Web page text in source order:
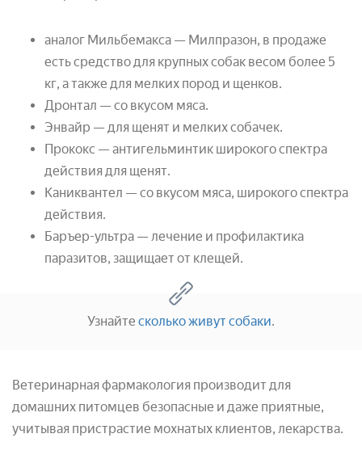
аналог Мильбемакса — Милпразон, в продаже
есть средство для крупных собак весом более 5
кг, а также для мелких пород и щенков.
Дронтал — со вкусом мяса.
Энвайр — для щенят и мелких собачек.
Прококс — антигельминтик широкого спектра
действия для щенят.
Каниквантел — со вкусом мяса, широкого спектра
действия.
Баръер-ультра — лечение и профилактика
паразитов, защищает от клещей.
Узнайте сколько живут собаки.
Ветеринарная фармакология производит для
домашних питомцев безопасные и даже приятные,
учитывая пристрастие мохнатых клиентов, лекарства.